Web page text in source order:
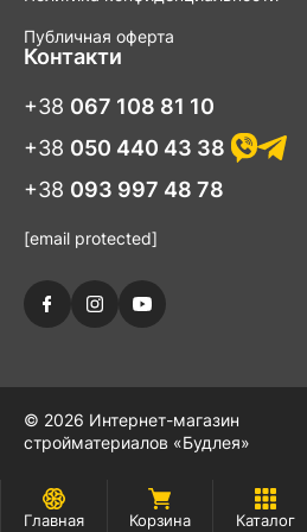
правильный выбор и подобрать
половники и лопатки, которые
помощниками на кухне на долгие
познакомиться с нашим
"Будлея" и создать уютный и
для себя и своих близких!
Публичная оферта
Контакти
+38 067 108 81 10
+38 050 440 43 38
+38 093 997 48 78
[email protected]
© 2026 Интернет-магазин
стройматериалов «Будлея»
Главная Корзина Каталог